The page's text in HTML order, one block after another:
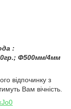
:
Ф500мм/4мм
відпочинку з
Вам вічність.